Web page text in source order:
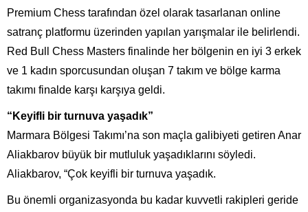
Premium Chess tarafından özel olarak tasarlanan online
satranç platformu üzerinden yapılan yarışmalar ile belirlendi.
Red Bull Chess Masters finalinde her bölgenin en iyi 3 erkek
ve 1 kadın sporcusundan oluşan 7 takım ve bölge karma
takımı finalde karşı karşıya geldi.
“Keyifli bir turnuva yaşadık”
Marmara Bölgesi Takımı’na son maçla galibiyeti getiren Anar
Aliakbarov büyük bir mutluluk yaşadıklarını söyledi.
Aliakbarov, “Çok keyifli bir turnuva yaşadık.
Bu önemli organizasyonda bu kadar kuvvetli rakipleri geride